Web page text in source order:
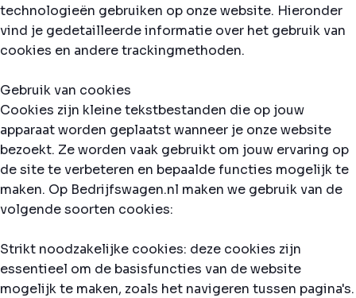
technologieën gebruiken op onze website. Hieronder
vind je gedetailleerde informatie over het gebruik van
cookies en andere trackingmethoden.
Gebruik van cookies
Cookies zijn kleine tekstbestanden die op jouw
apparaat worden geplaatst wanneer je onze website
bezoekt. Ze worden vaak gebruikt om jouw ervaring op
de site te verbeteren en bepaalde functies mogelijk te
maken. Op Bedrijfswagen.nl maken we gebruik van de
volgende soorten cookies:
Strikt noodzakelijke cookies: deze cookies zijn
essentieel om de basisfuncties van de website
mogelijk te maken, zoals het navigeren tussen pagina's.